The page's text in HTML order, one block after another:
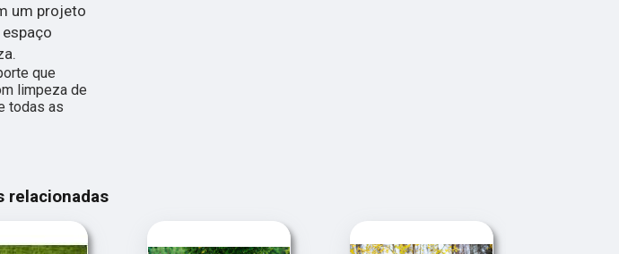
um projeto
que
limpeza de
todas as
relacionadas